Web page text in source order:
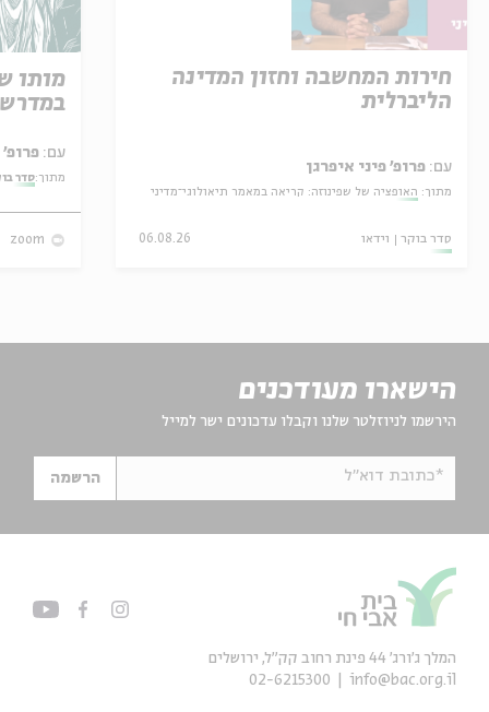
חירות המחשבה וחזון המדינה
הליברלית
עם: פרופ' פיני איפרגן
מתוך: האופציה של שפינוזה: קריאה במאמר תיאולוגי־מדיני
סדר בוקר וידאו 06.08.26
מותו
עם: פרופ' אביגדור שנאן
מתוך:סדר
zoom
הישארו מעודכנים
הירשמו לניוזלטר שלנו וקבלו עדכונים ישר למייל
*כתובת דוא"ל הרשמה
המלך ג'ורג' 44 פינת רחוב קק״ל, ירושלים
info@bac.org.il
02-6215300